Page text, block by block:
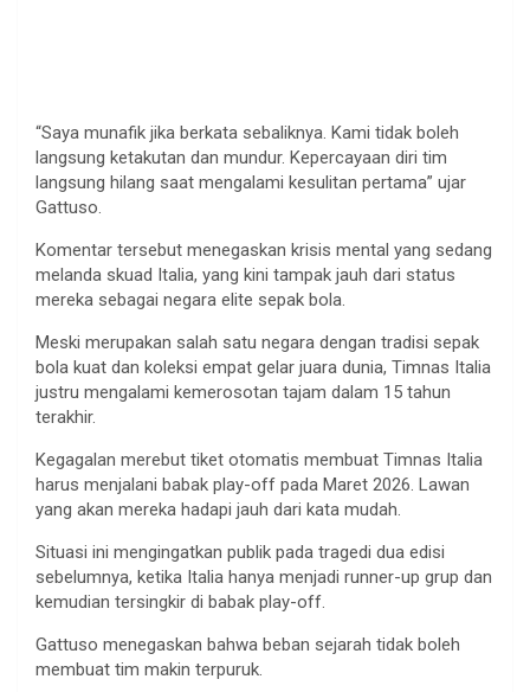
“Saya munafik jika berkata sebaliknya. Kami tidak boleh
langsung ketakutan dan mundur. Kepercayaan diri tim
langsung hilang saat mengalami kesulitan pertama” ujar
Gattuso.
Komentar tersebut menegaskan krisis mental yang sedang
melanda skuad Italia, yang kini tampak jauh dari status
mereka sebagai negara elite sepak bola.
Meski merupakan salah satu negara dengan tradisi sepak
bola kuat dan koleksi empat gelar juara dunia, Timnas Italia
justru mengalami kemerosotan tajam dalam 15 tahun
terakhir.
Kegagalan merebut tiket otomatis membuat Timnas Italia
harus menjalani babak play-off pada Maret 2026. Lawan
yang akan mereka hadapi jauh dari kata mudah.
Situasi ini mengingatkan publik pada tragedi dua edisi
sebelumnya, ketika Italia hanya menjadi runner-up grup dan
kemudian tersingkir di babak play-off.
Gattuso menegaskan bahwa beban sejarah tidak boleh
membuat tim makin terpuruk.